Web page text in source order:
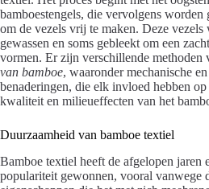
bamboestengels, die vervolgens worden
om de vezels vrij te maken. Deze vezels
gewassen en soms gebleekt om een
vormen. Er zijn verschillende methoden
van bamboe, waaronder mechanische
benaderingen, die elk invloed hebben
kwaliteit en milieueffecten van het
Duurzaamheid van bamboe textiel
Bamboe textiel heeft de afgelopen jaren
populariteit gewonnen, vooral vanwege